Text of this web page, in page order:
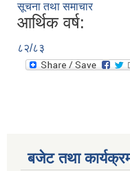
सूचना तथा समाचार
आर्थिक वर्ष:
८२/८३
बजेट तथा